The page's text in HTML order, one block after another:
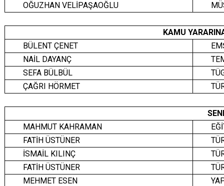
OĞUZHAN VELİPAŞAOĞLU
KAMU
BÜLENT ÇENET
NAİL DAYANÇ
SEFA BÜLBÜL
ÇAĞRI HÖRMET
MAHMUT KAHRAMAN
FATİH ÜSTÜNER
İSMAİL KILINÇ
FATİH ÜSTÜNER
MEHMET ESEN